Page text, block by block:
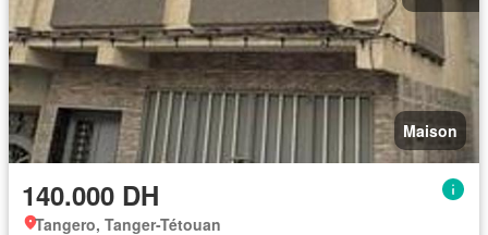
Maison
140.000 DH
Tangero, Tanger-Tétouan